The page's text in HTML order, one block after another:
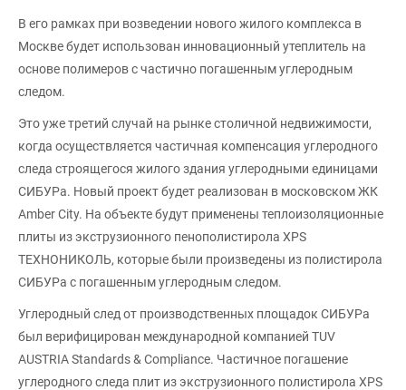
В его рамках при возведении нового жилого комплекса в
Москве будет использован инновационный утеплитель на
основе полимеров с частично погашенным углеродным
следом.
Это уже третий случай на рынке столичной недвижимости,
когда осуществляется частичная компенсация углеродного
следа строящегося жилого здания углеродными единицами
СИБУРа. Новый проект будет реализован в московском ЖК
Amber City. На объекте будут применены теплоизоляционные
плиты из экструзионного пенополистирола XPS
ТЕХНОНИКОЛЬ, которые были произведены из полистирола
СИБУРа с погашенным углеродным следом.
Углеродный след от производственных площадок СИБУРа
был верифицирован международной компанией TUV
AUSTRIA Standards & Compliance. Частичное погашение
углеродного следа плит из экструзионного полистирола XPS